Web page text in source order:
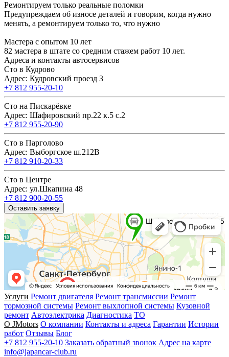
Ремонтируем только реальные поломки
Предупреждаем об износе деталей и говорим, когда нужно
менять, а ремонтируем только то, что нужно
Мастера с опытом 10 лет
82 мастера в штате со средним стажем работ 10 лет.
Адреса и контакты автосервисов
Сто в Кудрово
Адрес: Кудровский проезд 3
+7 812 955-20-10
Сто на Пискарёвке
Адрес: Шафировский пр.22 к.5 с.2
+7 812 955-20-90
Сто в Парголово
Адрес: Выборгское ш.212В
+7 812 910-20-33
Сто в Центре
Адрес: ул.Шкапина 48
+7 812 900-20-55
Оставить заявку
Услуги Ремонт двигателя Ремонт трансмиссии Ремонт
тормозной системы Ремонт выхлопной системы Кузовной
ремонт Автоэлектрика Диагностика ТО
О JMotors О компании Контакты и адреса Гарантии Истории
работ Отзывы Блог
+7 812 955-20-10 Заказать обратный звонок Адрес на карте
info@japancar-club.ru